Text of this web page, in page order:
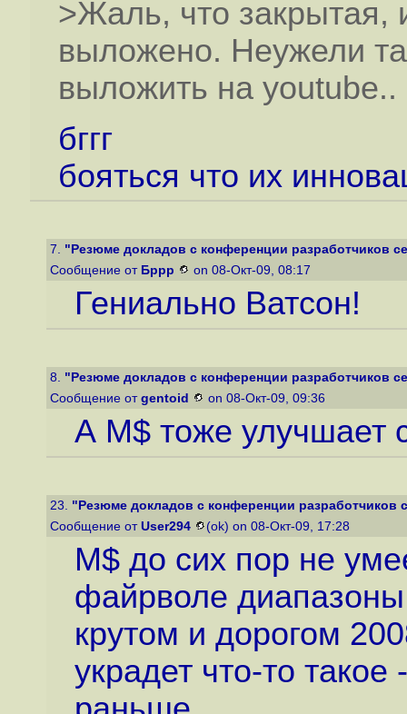
>Жаль, что закрытая,
выложено. Неужели
выложить на youtube..
бггг
бояться что их
7. "Резюме докладов с конференции разработчиков
Сообщение от Бррр on 08-Окт-09, 08:17
Гениально Ватсон!
8. "Резюме докладов с конференции разработчиков
Сообщение от gentoid on 08-Окт-09, 09:36
А M$ тоже улучшает
23. "Резюме докладов с конференции разработчиков
Сообщение от User294 (ok) on 08-Окт-09, 17:28
M$ до сих пор не
файрволе диапазоны
крутом и дорогом
украдет что-то